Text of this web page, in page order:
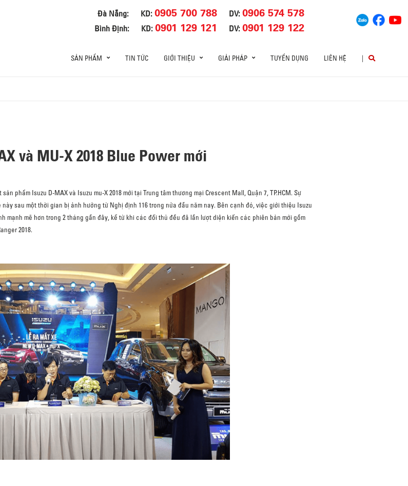
Đà Nẵng: KD:0905 700 788 DV:0906 574 578
Bình Định: KD:0901 129 121 DV:0901 129 122
SẢN PHẨM TIN TỨC GIỚI THIỆU GIẢI PHÁP TUYỂN DỤNG LIÊN HỆ |
và MU-X 2018 Blue Power mới
phẩm Isuzu D-MAX và Isuzu mu-X 2018 mới tại Trung tâm thương mại Crescent Mall, Quận 7, TP.HCM. Sự
sau một thời gian bị ảnh hưởng từ Nghị định 116 trong nửa đầu năm nay. Bên cạnh đó, việc giới thiệu Isuzu
mạnh mẽ hơn trong 2 tháng gần đây, kể từ khi các đối thủ đều đã lần lượt diện kiến các phiên bản mới gồm
2018.